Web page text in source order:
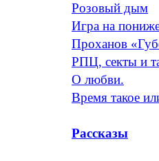
Розовый дым
Игра на
Проханов
РПЦ, секты и
О любви.
Время такое
Рассказы